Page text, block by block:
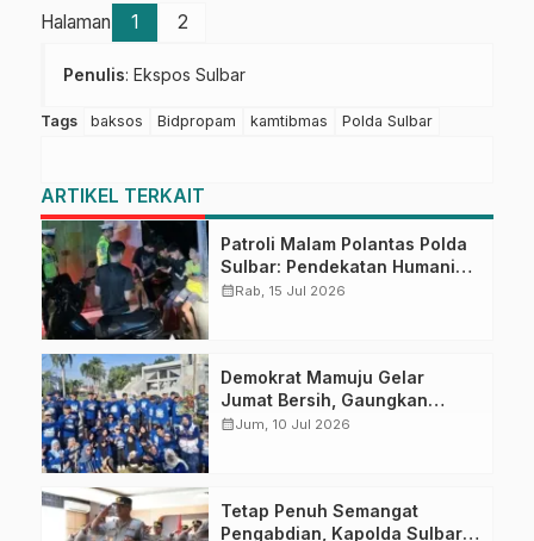
Halaman 1 2
Penulis: Ekspos Sulbar
Tags baksos Bidpropam kamtibmas Polda Sulbar
ARTIKEL TERKAIT
Patroli Malam Polantas Polda
Sulbar: Pendekatan Humanis
Wujudkan Rasa Aman dan
calendar_monthRab, 15 Jul 2026
Demokrat Mamuju Gelar
Jumat Bersih, Gaungkan
Gerakan Langit Biru Indonesia
calendar_monthJum, 10 Jul 2026
Tetap Penuh Semangat
Pengabdian, Kapolda Sulbar